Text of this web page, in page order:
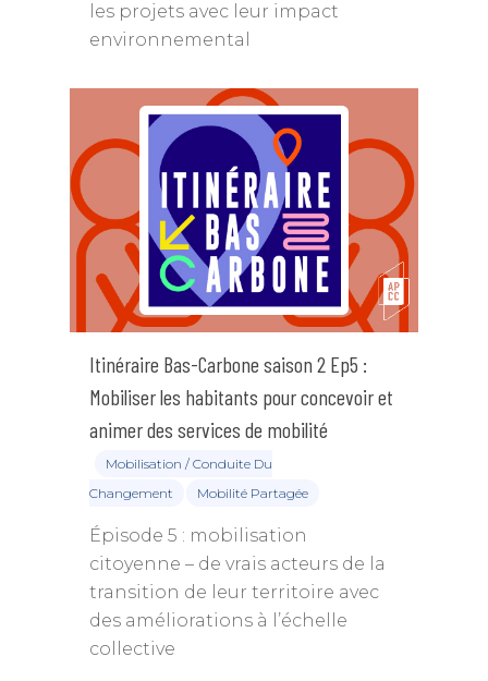
les projets avec leur impact
environnemental
Itinéraire Bas-Carbone saison 2 Ep5 :
Mobiliser les habitants pour concevoir et
animer des services de mobilité
Mobilisation / Conduite Du
Changement
Mobilité Partagée
Épisode 5 : mobilisation
citoyenne – de vrais acteurs de la
transition de leur territoire avec
des améliorations à l’échelle
collective
Annuaire des